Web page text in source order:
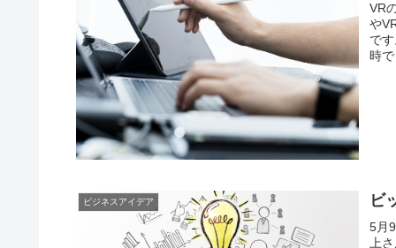
VR
や
で
時
ビジネスアイデア ビ
5月
上